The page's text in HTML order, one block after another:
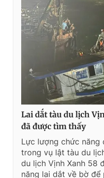
T
i
n
Lai dắt tàu du lịch
đã được tìm thấy
Lực lượng chức
trong vụ lật tàu du
du lịch Vịnh Xanh 58
năng lai dắt về bờ để